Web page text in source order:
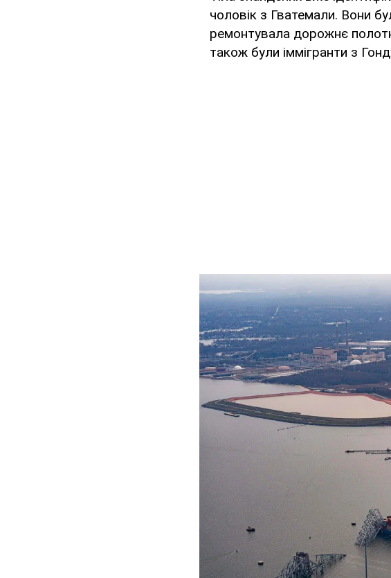
чоловік з Гватемали. Вони
ремонтувала дорожнє
також були іммігранти з